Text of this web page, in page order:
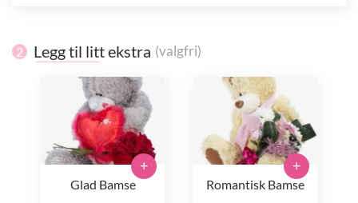
2 Legg til litt ekstra (valgfri)
Glad Bamse
+
Romantisk Bamse
+